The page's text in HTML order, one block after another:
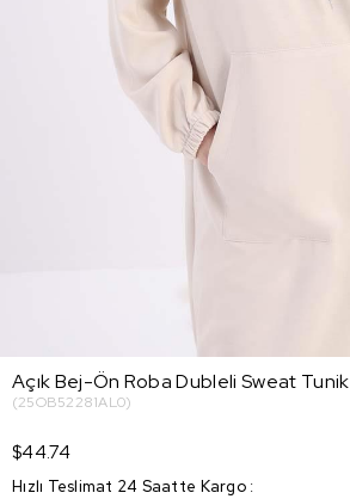
Açık Bej-Ön Roba Dubleli Sweat Tunik
(25OB52281AL0)
$44.74
Hızlı Teslimat 24 Saatte Kargo :